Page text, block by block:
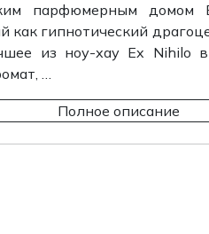
парфюмерным домом
как гипнотический
из ноу-хау Ex Nihilo в
…
Полное описание